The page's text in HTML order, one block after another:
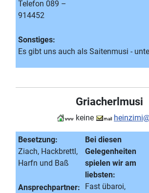
Telefon 089 –
914452
Sonstiges:
Es gibt uns auch als Saitenmusi -
Griacherlmusi
keine
Besetzung:
Ziach, Hackbrettl,
Harfn und Baß
Bei diesen
Gelegenheiten
spielen wir am
liebsten:
Fast übaroi,
Ansprechpartner: